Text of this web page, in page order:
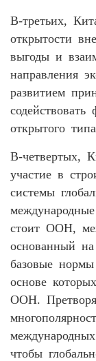
В-третьих,
открытости
выгоды и
направления
развитием
открытого
В-четвертых,
участие в
системы
стоит ООН,
основанный
базовые
основе
ООН.
чтобы